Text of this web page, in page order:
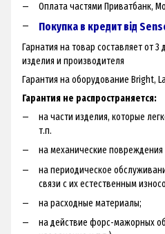
Оплата частями Приватбанк,
Покупка в кредит від
Гарнатия на товар составляет от
изделия и производителя
Гарантия на оборудование Bright,
Гарантия не распространяется:
на части изделия, которые
т.п.
на механические
на периодическое
связи с их естественным
на расходные материалы;
на действие форс-мажорных